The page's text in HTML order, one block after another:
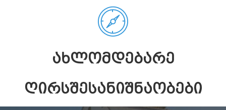
ᲐᲮᲚᲝᲛᲓᲔᲑᲐᲠᲔ
ᲦᲘᲠᲡᲨᲔᲡᲐᲜᲘᲨᲜᲐᲝᲑᲔᲑᲘ